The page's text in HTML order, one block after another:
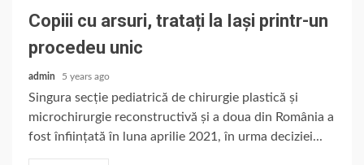
Copiii cu arsuri, tratați la Iași printr-un
procedeu unic
admin 5 years ago
Singura secție pediatrică de chirurgie plastică și
microchirurgie reconstructivă și a doua din România a
fost înființată în luna aprilie 2021, în urma deciziei...